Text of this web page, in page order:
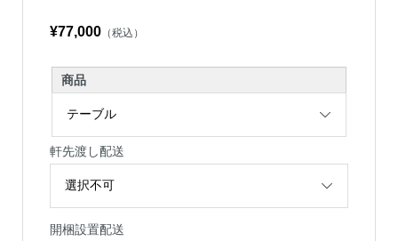
¥77,000（税込）
商品
軒先渡し配送
開梱設置配送